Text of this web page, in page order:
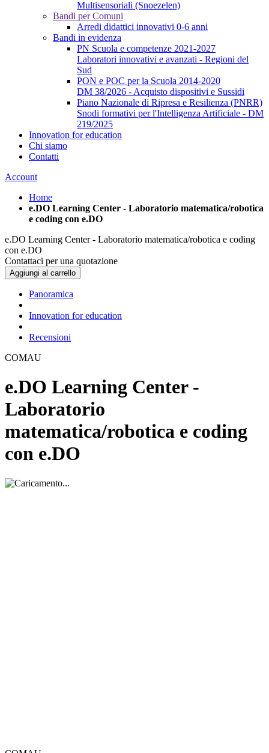
Multisensoriali (Snoezelen)
Bandi per Comuni
Arredi didattici innovativi 0-6 anni
Bandi in evidenza
PN Scuola e competenze 2021-2027
Laboratori innovativi e avanzati - Regioni del
Sud
PON e POC per la Scuola 2014-2020
DM 38/2026 - Acquisto dispositivi e Sussidi
Piano Nazionale di Ripresa e Resilienza (PNRR)
Snodi formativi per l'Intelligenza Artificiale - DM
219/2025
Innovation for education
Chi siamo
Contatti
Account
Home
e.DO Learning Center - Laboratorio matematica/robotica
e coding con e.DO
e.DO Learning Center - Laboratorio matematica/robotica e coding
con e.DO
Contattaci per una quotazione
Aggiungi al carrello
Panoramica
Innovation for education
Recensioni
COMAU
e.DO Learning Center -
Laboratorio
matematica/robotica e coding
con e.DO